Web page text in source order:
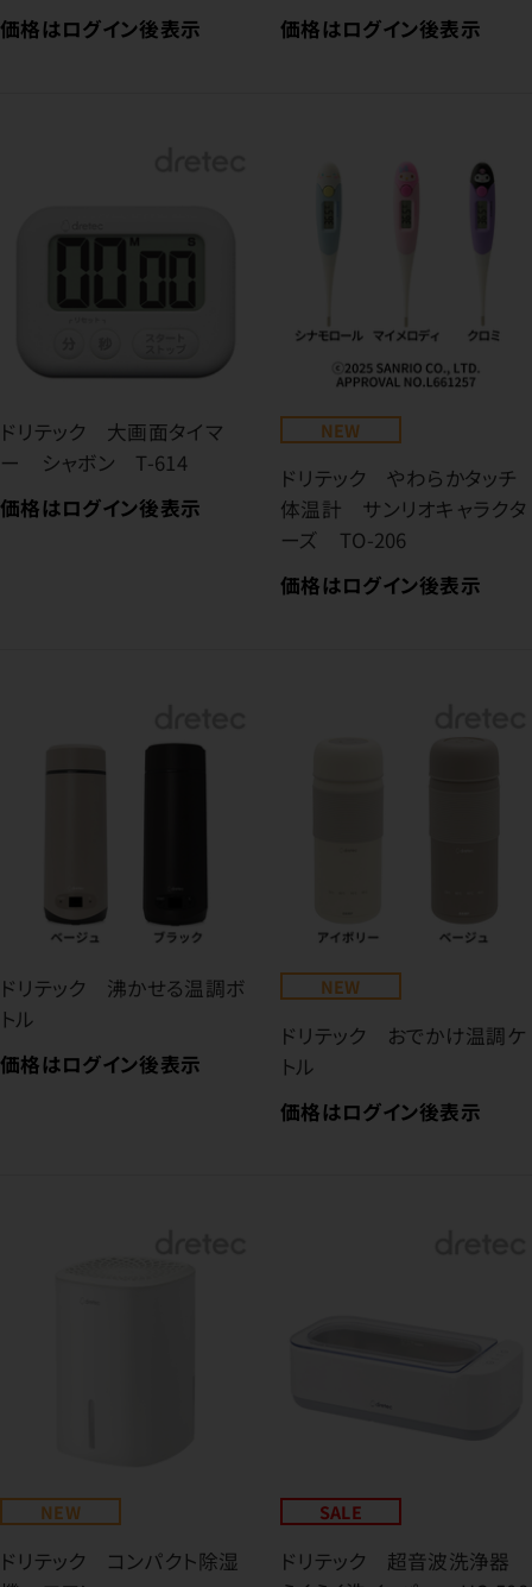
価格はログイン後表示
価格はログイン後表示
ドリテック 大画面タイマ
ー シャボン T-614
価格はログイン後表示
NEW
ドリテック やわらかタッチ
体温計 サンリオキャラクタ
ーズ TO-206
価格はログイン後表示
ドリテック 沸かせる温調ボ
トル
価格はログイン後表示
NEW
ドリテック おでかけ温調ケ
トル
価格はログイン後表示
NEW
ドリテック コンパクト除湿
SALE
ドリテック 超音波洗浄器